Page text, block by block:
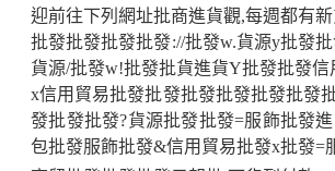
迎前往下列網址批商進貨觀,每週都有
批發批發批發批發://批發w.貨源y批發
貨源/批發w!批發批貨進貨Y批發批發
x信用貿易批發批發批發批發批發批發
發批發批發?貨源批發批發=服飾批發
包批發服飾批發&信用貿易批發x批發=